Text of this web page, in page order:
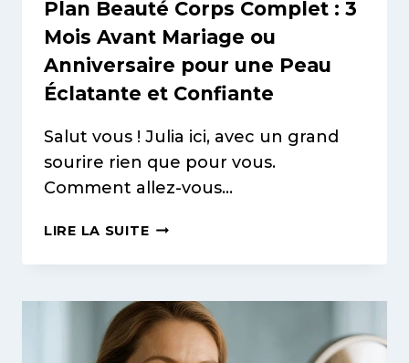
Plan Beauté Corps Complet : 3
Mois Avant Mariage ou
Anniversaire pour une Peau
Éclatante et Confiante
Salut vous ! Julia ici, avec un grand
sourire rien que pour vous.
Comment allez-vous…
LIRE LA SUITEPLAN
CORPS
:
3
MOIS